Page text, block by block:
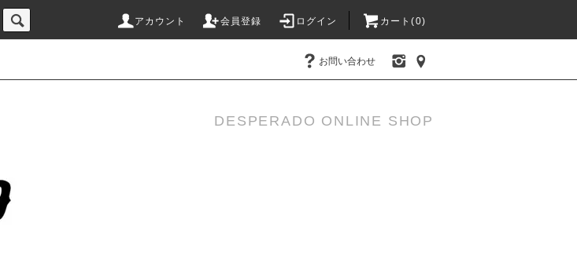
アカウント 会員登録 ログイン カート(0)
お問い合わせ
DESPERADO ONLINE SHOP